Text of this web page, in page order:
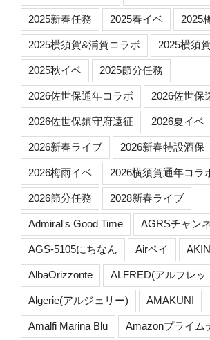
2025新春任務 2025春イベ 2025
2025横須賀&浦賀コラボ 2025横須
2025秋イベ 2025節分任務
2026佐世保通年コラボ 2026佐世保
2026佐世保鎮守府遠征 2026夏イベ
2026新春ライブ 2026新春特設酒保
2026梅雨イベ 2026横須賀通年コラ
2026節分任務 2028新春ライブ
Admiral's Good Time AGRSチャン
AGS-5105にちなん Airペイ
AlbaOrizzonte ALFRED(アルフレッ
Algerie(アルジェリー) AMAKUNI
Amalfi Marina Blu Amazonプライム